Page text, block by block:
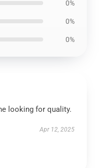
0%
0%
0%
looking for quality.
Apr 12, 2025